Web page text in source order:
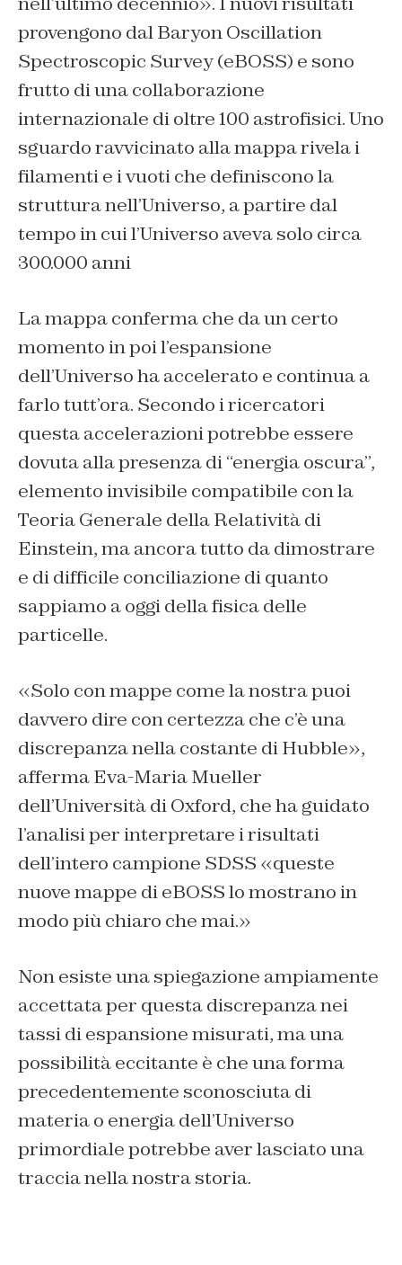
provengono dal Baryon Oscillation
Spectroscopic Survey (eBOSS) e sono
frutto di una collaborazione
internazionale di oltre 100 astrofisici. Uno
sguardo ravvicinato alla mappa rivela i
filamenti e i vuoti che definiscono la
struttura nell’Universo, a partire dal
tempo in cui l’Universo aveva solo circa
300.000 anni
La mappa conferma che da un certo
momento in poi l’espansione
dell’Universo ha accelerato e continua a
farlo tutt’ora. Secondo i ricercatori
questa accelerazioni potrebbe essere
dovuta alla presenza di “energia oscura”,
elemento invisibile compatibile con la
Teoria Generale della Relatività di
Einstein, ma ancora tutto da dimostrare
e di difficile conciliazione di quanto
sappiamo a oggi della fisica delle
particelle.
«Solo con mappe come la nostra puoi
davvero dire con certezza che c’è una
discrepanza nella costante di Hubble»,
afferma Eva-Maria Mueller
dell’Università di Oxford, che ha guidato
l’analisi per interpretare i risultati
dell’intero campione SDSS «queste
nuove mappe di eBOSS lo mostrano in
modo più chiaro che mai.»
Non esiste una spiegazione ampiamente
accettata per questa discrepanza nei
tassi di espansione misurati, ma una
possibilità eccitante è che una forma
precedentemente sconosciuta di
materia o energia dell’Universo
primordiale potrebbe aver lasciato una
traccia nella nostra storia.